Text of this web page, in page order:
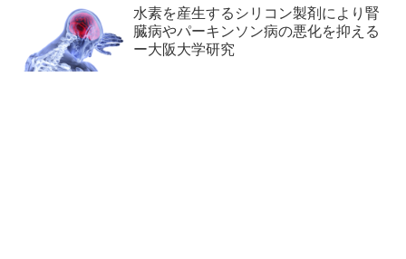
水素を産生するシリコン製剤により腎
臓病やパーキンソン病の悪化を抑える
ー大阪大学研究